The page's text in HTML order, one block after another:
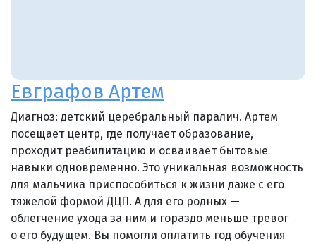
Евграфов Артем
Диагноз: детский церебральный паралич. Артем
посещает центр, где получает образование,
проходит реабилитацию и осваивает бытовые
навыки одновременно. Это уникальная возможность
для мальчика приспособиться к жизни даже с его
тяжелой формой ДЦП. А для его родных —
облегчение ухода за ним и гораздо меньше тревог
о его будущем. Вы помогли оплатить год обучения